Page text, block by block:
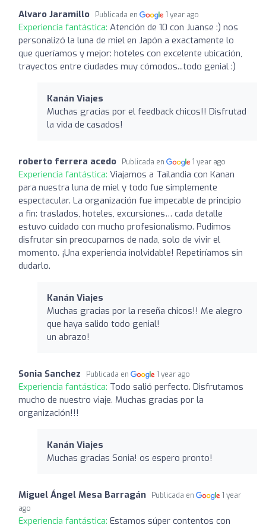
Alvaro Jaramillo Publicada en 1 year ago
Experiencia fantástica: Atención de 10 con Juanse :) nos
personalizó la luna de miel en Japón a exactamente lo
que queríamos y mejor: hoteles con excelente ubicación,
trayectos entre ciudades muy cómodos...todo genial :)
Kanán Viajes
Muchas gracias por el feedback chicos!! Disfrutad
la vida de casados!
roberto ferrera acedo Publicada en 1 year ago
Experiencia fantástica: Viajamos a Tailandia con Kanan
para nuestra luna de miel y todo fue simplemente
espectacular. La organización fue impecable de principio
a fin: traslados, hoteles, excursiones… cada detalle
estuvo cuidado con mucho profesionalismo. Pudimos
disfrutar sin preocuparnos de nada, solo de vivir el
momento. ¡Una experiencia inolvidable! Repetiríamos sin
dudarlo.
Kanán Viajes
Muchas gracias por la reseña chicos!! Me alegro
que haya salido todo genial!
un abrazo!
Sonia Sanchez Publicada en 1 year ago
Experiencia fantástica: Todo salió perfecto. Disfrutamos
mucho de nuestro viaje. Muchas gracias por la
organización!!!
Kanán Viajes
Muchas gracias Sonia! os espero pronto!
Miguel Ángel Mesa Barragán Publicada en
1 year
ago
Experiencia fantástica: Estamos súper contentos con